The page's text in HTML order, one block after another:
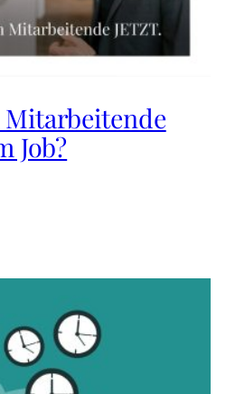
Mitarbeitende
Job?⁠